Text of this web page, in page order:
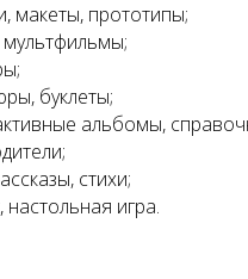
макеты, прототипы;
мультфильмы;
буклеты;
альбомы,
стихи;
настольная игра.